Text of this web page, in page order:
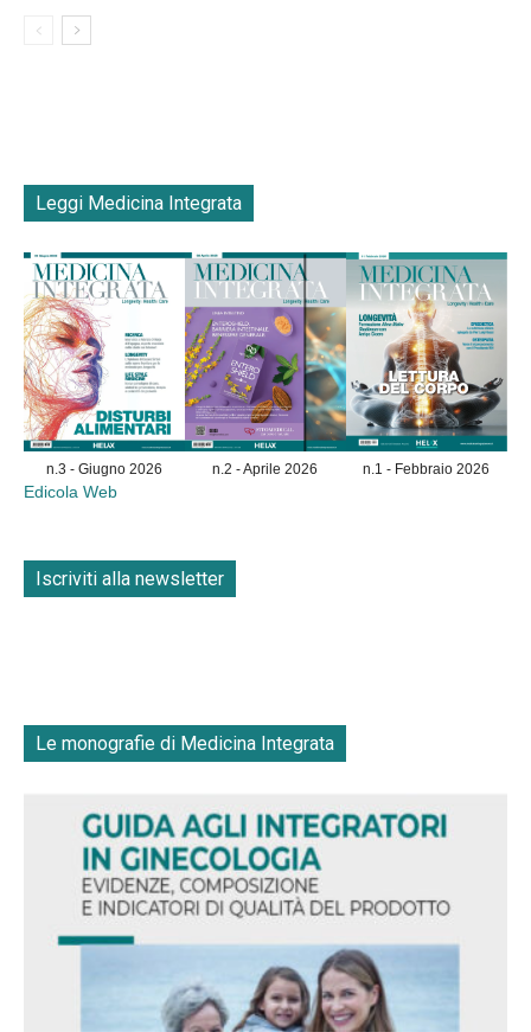
Leggi Medicina Integrata
n.3 - Giugno 2026 n.2 - Aprile 2026 n.1 - Febbraio 2026
Edicola Web
Iscriviti alla newsletter
Le monografie di Medicina Integrata